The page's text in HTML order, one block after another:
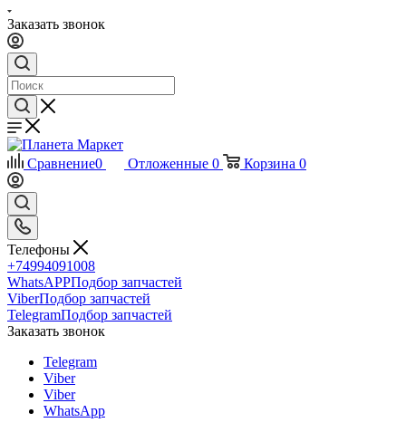
Заказать звонок
Сравнение0 Отложенные 0 Корзина 0
Телефоны
+74994091008
WhatsAPPПодбор запчастей
ViberПодбор запчастей
TelegramПодбор запчастей
Заказать звонок
Telegram
Viber
Viber
WhatsApp